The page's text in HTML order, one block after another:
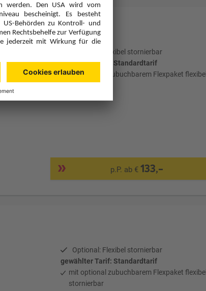
Optional: Flexibel stornierbar
gewählter Tarif: Standardtarif
mit optional zubuchbarem Flexpaket flexibel
p.P. ab € 133,-
Optional: Flexibel stornierbar
gewählter Tarif: Standardtarif
mit optional zubuchbarem Flexpaket flexibel
stornierbar